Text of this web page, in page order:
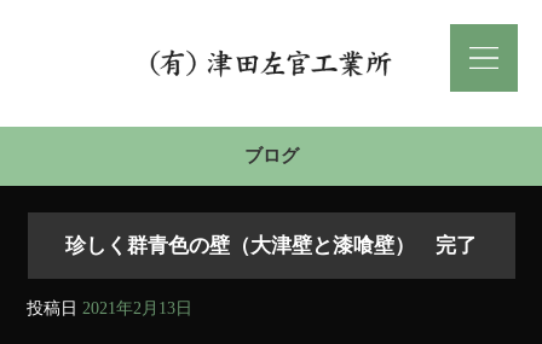
ブログ
珍しく群青色の壁（大津壁と漆喰壁） 完了
投稿日 2021年2月13日